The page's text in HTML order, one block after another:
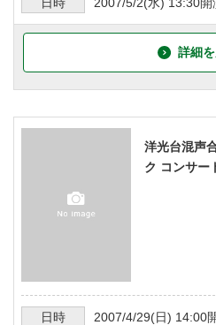
詳細
洋光台混声
ク コンサー
日時 2007/4/29(日) 14:00